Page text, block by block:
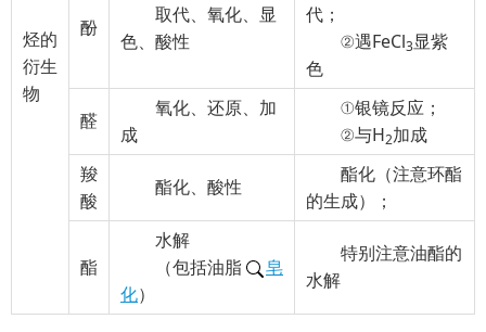
烃的
衍生
物
酚
取代、氧化、显
色、酸性
代；
②遇FeCl3显紫
色
醛
氧化、还原、加
成
①银镜反应；
②与H2加成
羧
酸
酯化、酸性
酯化（注意环酯
的生成）；
酯
水解
（包括油脂
皂
化）
特别注意油酯的
水解